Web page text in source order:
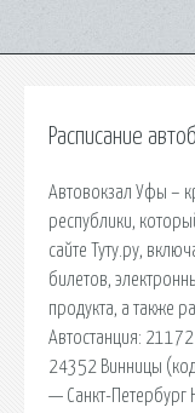
Расписание
Автовокзал Уфы –
республики,
сайте Туту.ру,
билетов,
продукта, а также
Автостанция:
24352 Винницы
— Санкт-Петербург